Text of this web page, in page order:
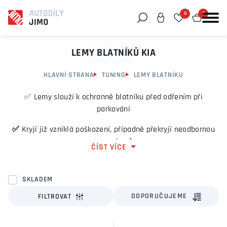
0 0
LEMY BLATNÍKŮ KIA
HLAVNÍ STRANA TUNING LEMY BLATNÍKU
✅ Lemy slouží k ochranně blatníku před odřením při
parkování
✅ Kryjí již vzniklá poškození, případně překryjí neodbornou
opravu lemů.
✅ Lemy zvýrazní linii blatníků a změní design vozidla. Samy
vozy prodávají ve speciálních výbavách, jako je Alltrack,
ČÍST VÍCE
SKLADEM
FILTROVAT DOPORUČUJEME
Můžeme vám pomoci něco najít?